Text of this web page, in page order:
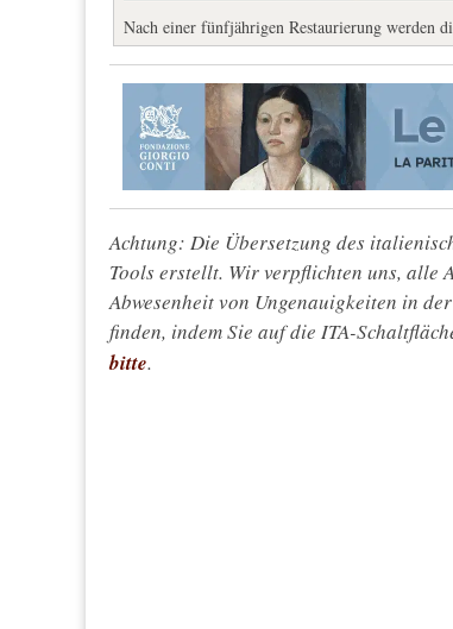
Nach einer fünfjährigen Restaurierung werden
Achtung: Die Übersetzung des
Tools erstellt. Wir verpflichten uns,
Abwesenheit von Ungenauigkeiten in
finden, indem Sie auf die ITA-
bitte.